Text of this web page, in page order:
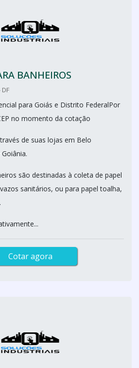
BANHEIROS
DF
para Goiás e Distrito FederalPor
no momento da cotação
de suas lojas em Belo
são destinadas à coleta de papel
sanitários, ou para papel toalha,
Cotar agora